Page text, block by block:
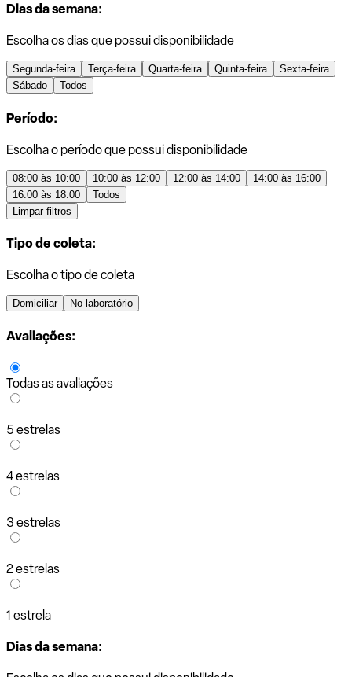
Dias da semana:
Escolha os dias que possui disponibilidade
Segunda-feira Terça-feira Quarta-feira Quinta-feira
Sexta-feira
Sábado
Todos
Período:
Escolha o período que possui disponibilidade
08:00 às 10:00 10:00 às 12:00 12:00 às 14:00
14:00 às 16:00
16:00 às 18:00
Todos
Limpar filtros
Tipo de coleta:
Escolha o tipo de coleta
Domiciliar No laboratório
Avaliações:
Todas as avaliações
5 estrelas
4 estrelas
3 estrelas
2 estrelas
1 estrela
Dias da semana: